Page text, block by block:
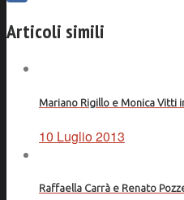
Articoli simili
Mariano Rigillo e Monica Vitti
10 Luglio 2013
Raffaella Carrà e Renato